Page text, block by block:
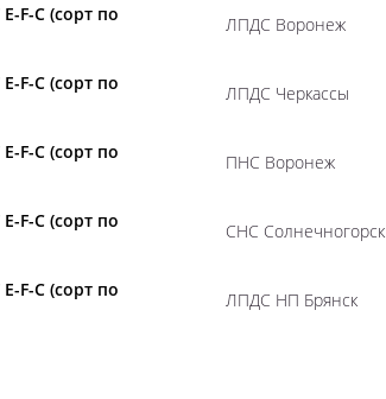
F-C (сорт по
ЛПДС Воронеж
F-C (сорт по
ЛПДС Черкассы
F-C (сорт по
ПНС Воронеж
F-C (сорт по
СНС Солнечногорск
F-C (сорт по
ЛПДС НП Брянск